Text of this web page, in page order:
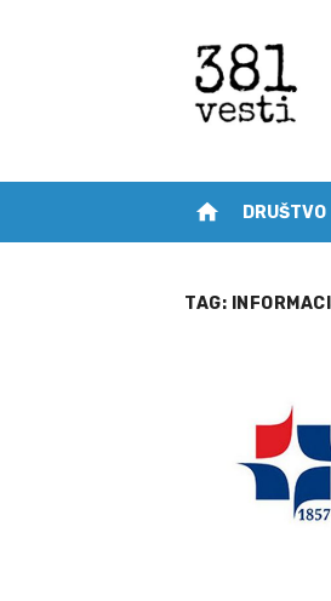
home DRUŠTVO
TAG: